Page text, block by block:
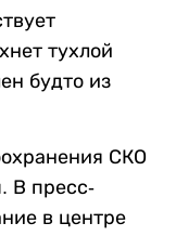
тухлой
будто из
СКО
В пресс-
в центре